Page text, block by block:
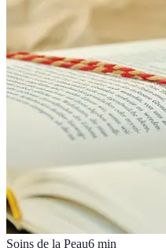
Soins de la Peau6 min